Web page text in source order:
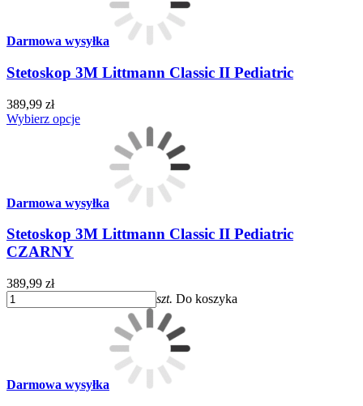
Darmowa wysyłka
Stetoskop 3M Littmann Classic II Pediatric
389,99 zł
Wybierz opcje
Darmowa wysyłka
Stetoskop 3M Littmann Classic II Pediatric
CZARNY
389,99 zł
szt. Do koszyka
Darmowa wysyłka